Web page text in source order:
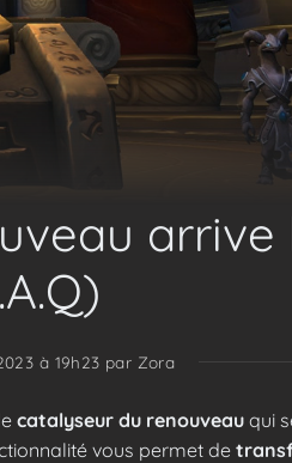
arrive
à 19h23 par Zora
catalyseur du renouveau qui
vous permet de